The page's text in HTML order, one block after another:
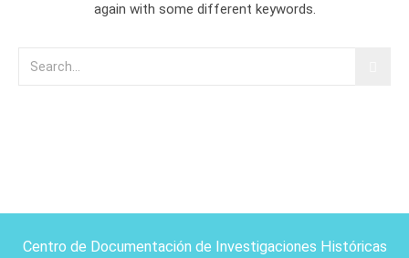
again with some different keywords.
Centro de Documentación de Investigaciones Históricas